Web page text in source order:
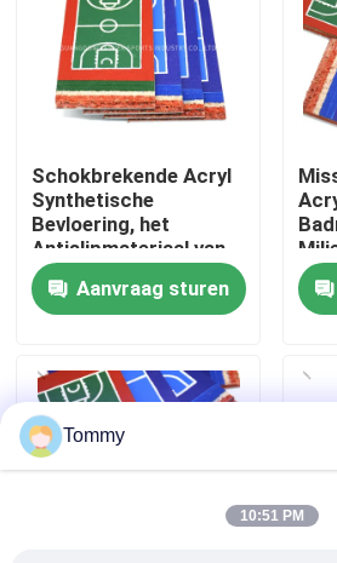
Video's
Over Ons
Fabriekstour
Kwaliteitscontrole
Neem contact met ons op
Nieuws
Gevallen
Schokbrekende Acryl
Synthetische
Bevloering, het
Antislipmateriaal van
de Tennisbaanvloer
Aanvraag sturen
Tommy
10:51 PM